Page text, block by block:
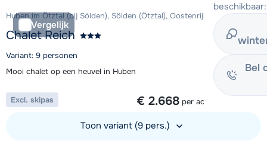
beschikbaar:
Bel
Vergelijk
Huben im Ötztal (bij Sölden), Sölden (Ötztal), Oostenrijk
Chalet Reich
Variant: 9 personen
Mooi chalet op een heuvel in Huben
1 week vanaf
€ 2.668 per accommodatie
Excl. skipas
Toon variant (9 pers.)